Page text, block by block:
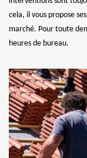
cela, il vous propose
marché. Pour toute
heures de bureau.